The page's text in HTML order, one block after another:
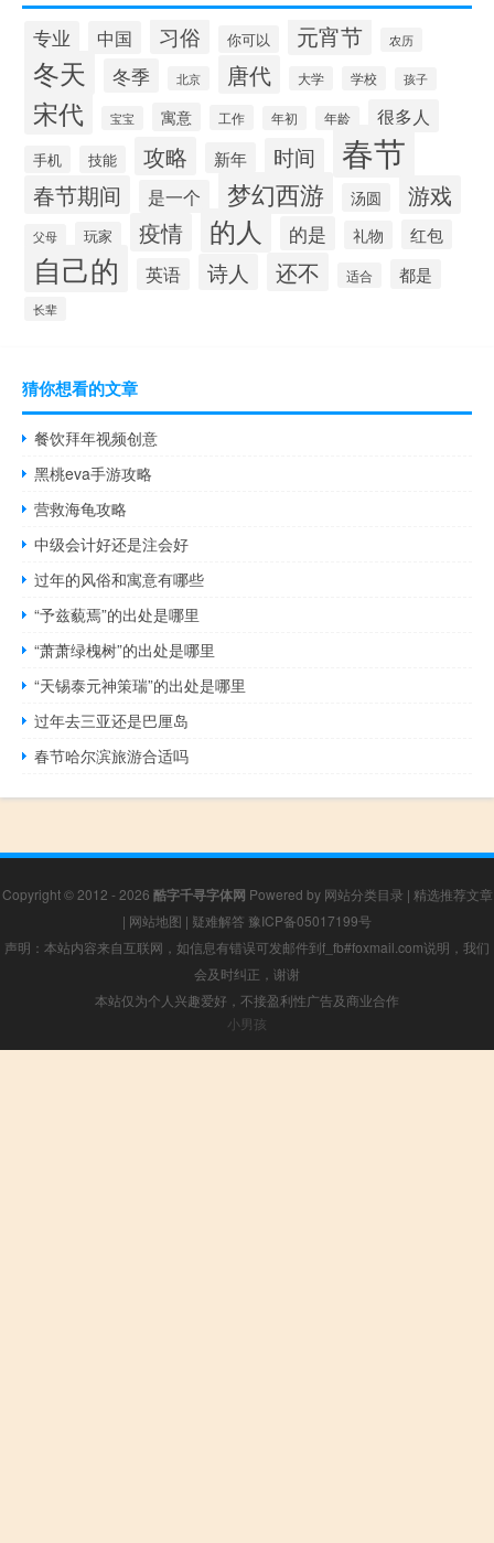
专业 中国 习俗 你可以 元宵节 农历
冬天 冬季 北京 唐代 大学 学校 孩子
宋代 宝宝 寓意 工作 年初 年龄 很多人
手机 技能 攻略 新年 时间 春节
春节期间 是一个 梦幻西游 汤圆 游戏
父母 玩家 疫情 的人 的是 礼物 红包
自己的 英语 诗人 还不 适合 都是
长辈
猜你想看的文章
餐饮拜年视频创意
黑桃eva手游攻略
营救海龟攻略
中级会计好还是注会好
过年的风俗和寓意有哪些
“予兹藐焉”的出处是哪里
“萧萧绿槐树”的出处是哪里
“天锡泰元神策瑞”的出处是哪里
过年去三亚还是巴厘岛
春节哈尔滨旅游合适吗
Copyright © 2012 - 2026 酷字千寻字体网 Powered by 网站分类目录 | 精选推荐文章
| 网站地图 | 疑难解答 豫ICP备05017199号
声明：本站内容来自互联网，如信息有错误可发邮件到f_fb#foxmail.com说明，我们
会及时纠正，谢谢
本站仅为个人兴趣爱好，不接盈利性广告及商业合作
小男孩